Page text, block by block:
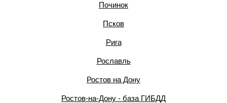
Починок
Псков
Рига
Рославль
Ростов на Дону
Ростов-на-Дону - база ГИБДД